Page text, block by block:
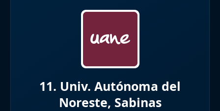
11. Univ. Autónoma del
Noreste, Sabinas